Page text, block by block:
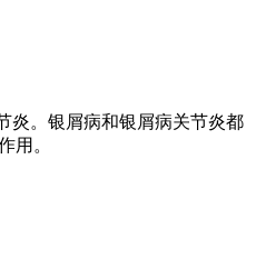
炎。银屑病和银屑病关节炎都
用。